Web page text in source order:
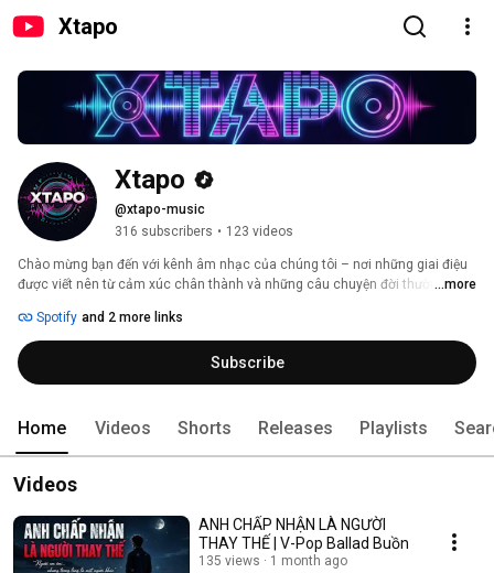
Xtapo
Xtapo
@xtapo-music
316 subscribers • 123 videos
Chào mừng bạn đến với kênh âm nhạc của chúng tôi – nơi những giai điệu
được viết nên từ cảm xúc chân thành và những câu chuyện đời thường. Mỗi
mong rằng sẽ chạm đến trái tim và mang lại sự đồng cảm cho bạn. Hãy
cùng lắng nghe và cảm nhận nhé!
...more
Spotify and 2 more links
Subscribe
Home Videos Shorts Releases Playlists
Videos
ANH CHẤP NHẬN LÀ NGƯỜI
THAY THẾ | V-Pop Ballad Buồn
135 views 1 month ago